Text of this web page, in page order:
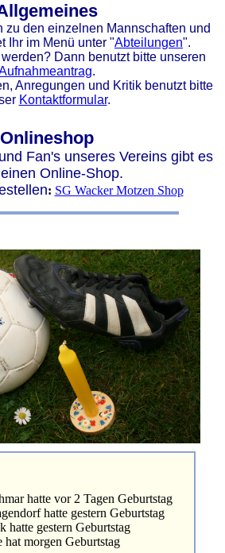
zu den einzelnen Mannschaften und
Ihr im Menü unter "Abteilungen".
werden? Dann benutzt bitte unseren
.
Anregungen und Kritik benutzt bitte
Kontaktformular.
Onlineshop
Fan's unseres Vereins gibt es
Online-Shop.
: SG Wacker Motzen Shop